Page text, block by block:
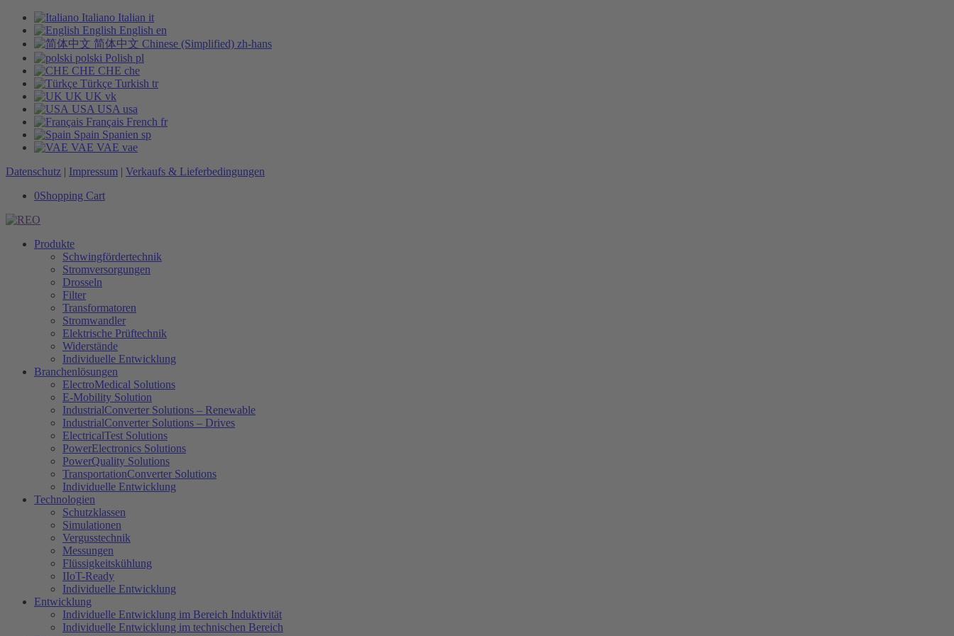
Italiano Italian it
English English en
简体中文 Chinese (Simplified) zh-hans
polski Polish pl
CHE CHE che
Türkçe Turkish tr
UK UK vk
USA USA usa
Français French fr
Spain Spanien sp
VAE VAE vae
Datenschutz | Impressum | Verkaufs & Lieferbedingungen
0Shopping Cart
Produkte
Schwingfördertechnik
Stromversorgungen
Drosseln
Filter
Transformatoren
Stromwandler
Elektrische Prüftechnik
Widerstände
Individuelle Entwicklung
Branchenlösungen
ElectroMedical Solutions
E-Mobility Solution
IndustrialConverter Solutions – Renewable
IndustrialConverter Solutions – Drives
ElectricalTest Solutions
PowerElectronics Solutions
PowerQuality Solutions
TransportationConverter Solutions
Individuelle Entwicklung
Technologien
Schutzklassen
Simulationen
Vergusstechnik
Messungen
Flüssigkeitskühlung
IIoT-Ready
Individuelle Entwicklung
Entwicklung
Individuelle Entwicklung im Bereich Induktivität
Individuelle Entwicklung im technischen Bereich